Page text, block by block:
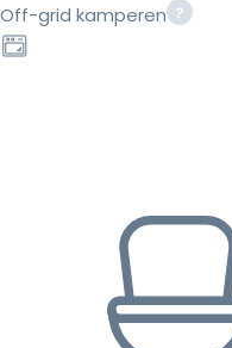
Off-grid kamperen